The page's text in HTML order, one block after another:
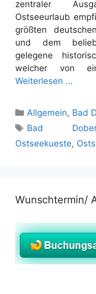
zentraler
Ostseeurlaub
größten
und dem
gelegene
welcher von
Weiterlesen …
Kategorien
Allgemein, Bad
Schlagwörter
Bad
Ostseekueste,
Wunschtermin/